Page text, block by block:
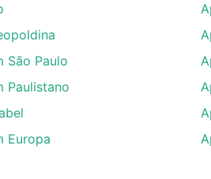
imóvel dos seus sonhos com
São Paulo
Paulistano
Europa